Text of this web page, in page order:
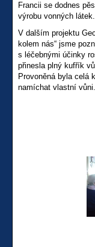
Francii se dodnes
výrobu vonných látek.
V dalším projektu
kolem nás“ jsme
s léčebnými účinky
přinesla plný kufřík
Provoněná byla celá
namíchat vlastní vůni.